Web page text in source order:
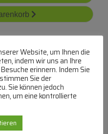
Bleibatterien
Website, um Ihnen die
indem wir uns an Ihre
erinnern. Indem Sie
Sie der
Sie können jedoch
um eine kontrollierte